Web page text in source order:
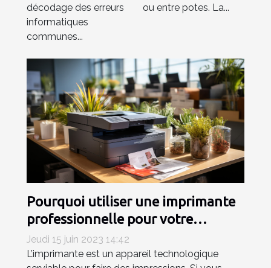
décodage des erreurs
informatiques
communes...
ou entre potes. La...
Pourquoi utiliser une imprimante
professionnelle pour votre
entreprise ?
Jeudi 15 juin 2023 14:42
L’imprimante est un appareil technologique